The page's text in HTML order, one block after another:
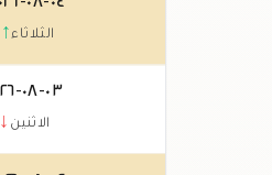
٠٤-٠٨-٢٠٢٦
الثلاثاء↑
٠٣-٠٨-٢٠٢٦
الاثنين ↓